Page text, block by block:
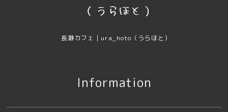
長瀞カフェ｜ura_hoto（うらほと）
Information